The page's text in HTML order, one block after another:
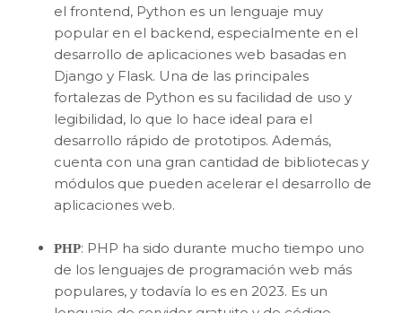
el frontend, Python es un lenguaje muy
popular en el backend, especialmente en el
desarrollo de aplicaciones web basadas en
Django y Flask. Una de las principales
fortalezas de Python es su facilidad de uso y
legibilidad, lo que lo hace ideal para el
desarrollo rápido de prototipos. Además,
cuenta con una gran cantidad de bibliotecas y
módulos que pueden acelerar el desarrollo de
aplicaciones web.
PHP: PHP ha sido durante mucho tiempo uno
de los lenguajes de programación web más
populares, y todavía lo es en 2023. Es un